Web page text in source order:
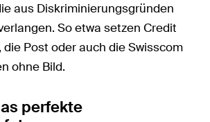
aus Diskriminierungsgründen
So etwa setzen Credit
die Post oder auch die Swisscom
ohne Bild.
perfekte